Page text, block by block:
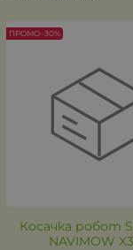
Косачка робот
NAVIMOW
ПРОМО -30%